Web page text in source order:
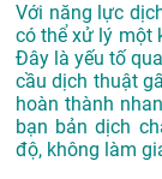
Với năng lực
có thể xử lý một
Đây là yếu tố
cầu dịch thuật
hoàn thành
bạn bản dịch
độ, không làm